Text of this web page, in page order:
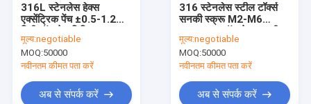
316L स्टेनलेस हेक्स
एक्सेंट्रिक पेंच ±0.5-1.2
मूल्य:negotiable
MOQ:50000
नवीनतम कीमत पता करें
अब से संपर्क करें
316 स्टेनलेस स्टील टॉर्क्स
सनकी स्क्रू M2-M6
लॉकिंग पिन
मूल्य:negotiable
MOQ:50000
नवीनतम कीमत पता करें
अब से संपर्क करें